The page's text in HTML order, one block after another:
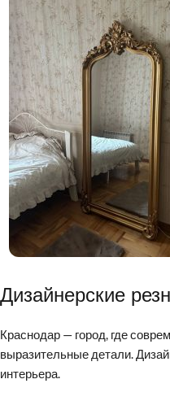
Дизайнерские
Краснодар — город, где
выразительные детали.
интерьера.